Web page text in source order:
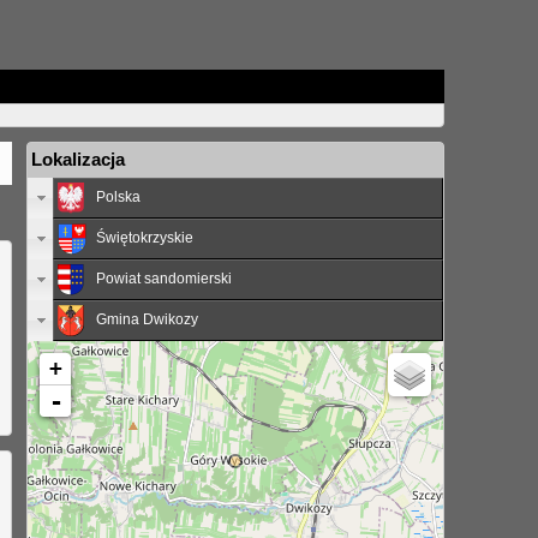
Lokalizacja
Polska
Świętokrzyskie
Powiat sandomierski
Gmina Dwikozy
+
-